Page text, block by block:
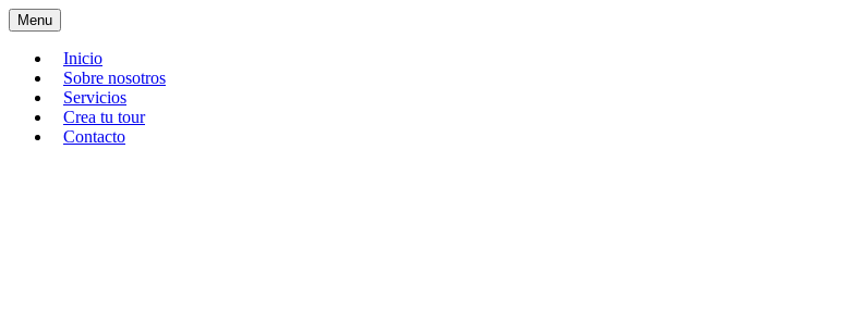
Menu
Inicio
Sobre nosotros
Servicios
Crea tu tour
Contacto